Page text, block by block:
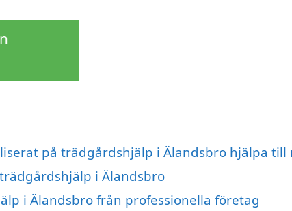
på trädgårdshjälp i Älandsbro hjälpa till
i Älandsbro
i Älandsbro från professionella företag